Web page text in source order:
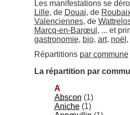
Les manifestations se
Lille, de Douai, de
Valenciennes, de
Marcq-en-Barœul , ... et
gastronomie, bio, art, noël
Répartitions par commune
La répartition par
A
Abscon (1)
Aniche(1)